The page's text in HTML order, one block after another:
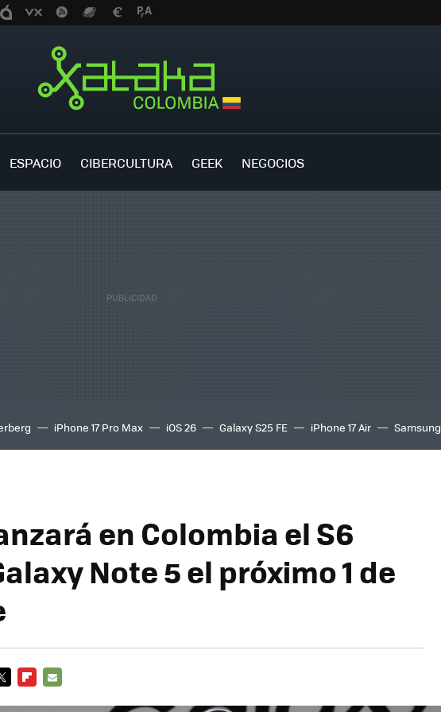
ESPACIO CIBERCULTURA GEEK NEGOCIOS
iPhone 17 Pro Max iOS 26 Galaxy S25 FE iPhone 17 Air Samsung
en Colombia el S6
Note 5 el próximo 1 de